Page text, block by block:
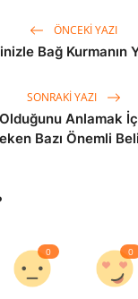
ÖNCEKI YAZI
Bağ Kurmanın
SONRAKI YAZI
Anlamak
Bazı Önemli
0 0